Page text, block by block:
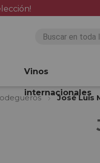
Vinos
internacionales
José Luis